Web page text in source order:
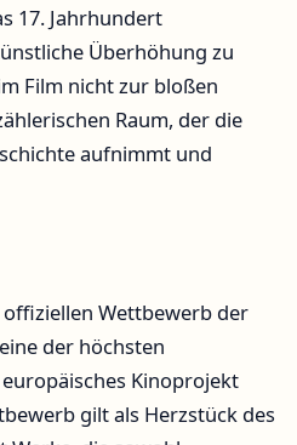
17. Jahrhundert
Überhöhung zu
Film nicht zur bloßen
Raum, der die
aufnimmt und
Wettbewerb der
der höchsten
Kinoprojekt
gilt als Herzstück des